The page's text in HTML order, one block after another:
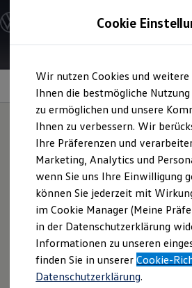
Hauptinhalt
springen
Footer
springen
Modelle und Konfigurator
Konfigurator
Modelle vergleichen
Elektroautos
ENERGY Sondermodelle
Nutzfahrzeuge
SUV und CUV
Familienautos
Kombis
Kompaktwagen
Sportwagen
Schnell verfügbare Fahrzeuge
Angebote und Produkte
Aktuelle Angebote
E-Auto-Förderung
Volkswagen Marktplatz
Die ENERGY Sondermodelle
Junge Gebrauchtwagen
Volkswagen
Elektromobilität bei
Assistenzsystem für
mehr
Überblick:
Proaktiver
Cookie
Wir nutzen Cookies und
Ihnen die bestmögliche
zu ermöglichen und unsere
Ihnen zu verbessern. Wir
Ihre Präferenzen und
Marketing, Analytics und
wenn Sie uns Ihre Einwilligung
können Sie jederzeit mit
im Cookie Manager (Meine
in der Datenschutzerklärung
Informationen zu unseren
finden Sie in unsererCookie-
Datenschutzerklärung.